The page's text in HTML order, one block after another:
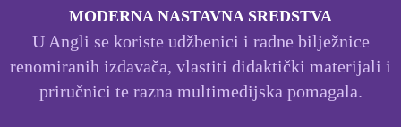
MODERNA NASTAVNA SREDSTVA
U Angli se koriste udžbenici i radne bilježnice
renomiranih izdavača, vlastiti didaktički materijali i
priručnici te razna multimedijska pomagala.